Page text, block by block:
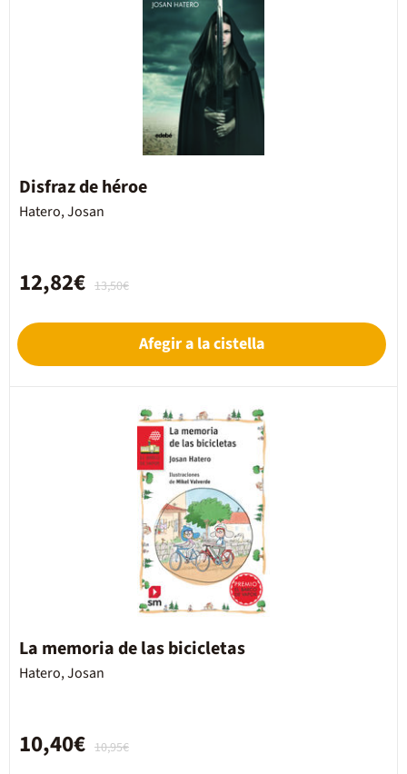
Disfraz de héroe
Hatero, Josan
13,50€
12,82€
Afegir a la cistella
La memoria de las bicicletas
Hatero, Josan
10,95€
10,40€